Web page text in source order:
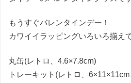
もうすぐバレンタインデー！
カワイイラッピングいろいろ揃え
丸缶(レトロ、4.6×7.8cm)
トレーキット(レトロ、